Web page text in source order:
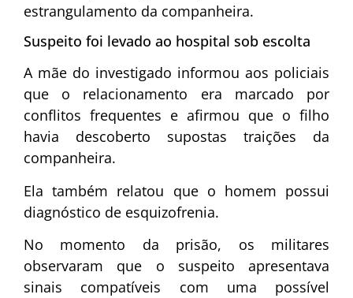
estrangulamento da companheira.
Suspeito foi levado ao hospital sob escolta
A mãe do investigado informou aos policiais
que o relacionamento era marcado por
conflitos frequentes e afirmou que o filho
havia descoberto supostas traições da
companheira.
Ela também relatou que o homem possui
diagnóstico de esquizofrenia.
No momento da prisão, os militares
observaram que o suspeito apresentava
sinais compatíveis com uma possível